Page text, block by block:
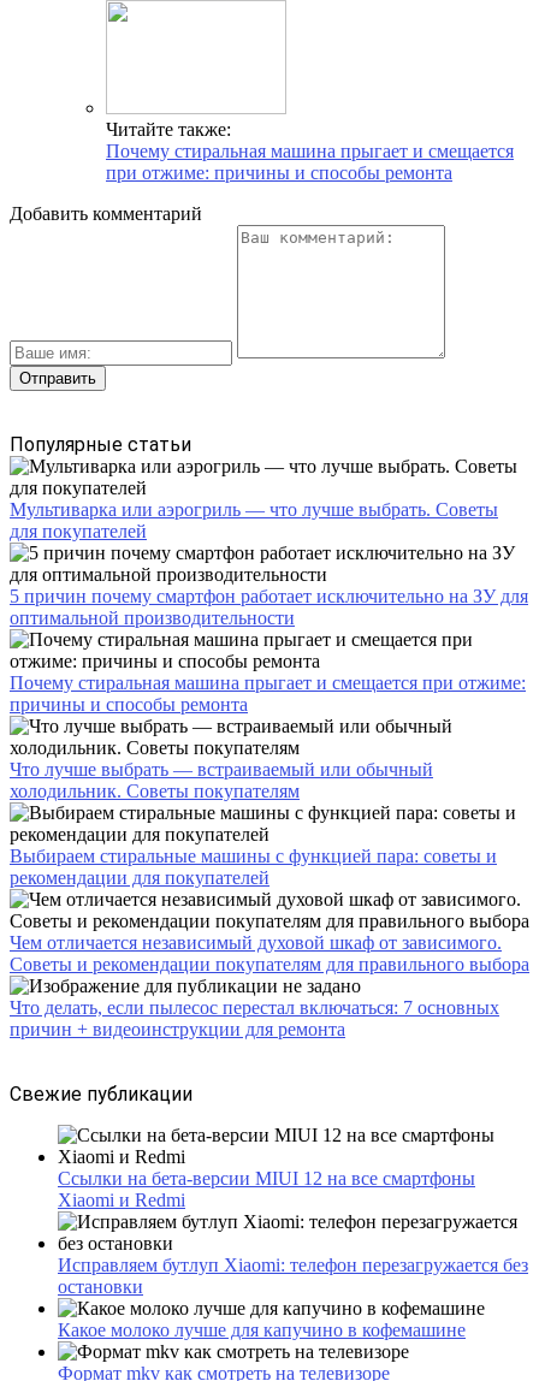
Читайте также:
Почему стиральная машина прыгает и смещается
при отжиме: причины и способы ремонта
Добавить комментарий
Популярные статьи
Мультиварка или аэрогриль — что лучше выбрать. Советы
для покупателей
5 причин почему смартфон работает исключительно на ЗУ для
оптимальной производительности
Почему стиральная машина прыгает и смещается при отжиме:
причины и способы ремонта
Что лучше выбрать — встраиваемый или обычный
холодильник. Советы покупателям
Выбираем стиральные машины с функцией пара: советы и
рекомендации для покупателей
Чем отличается независимый духовой шкаф от зависимого.
Советы и рекомендации покупателям для правильного выбора
Что делать, если пылесос перестал включаться: 7 основных
причин + видеоинструкции для ремонта
Свежие публикации
Ссылки на бета-версии MIUI 12 на все смартфоны
Xiaomi и Redmi
Исправляем бутлуп Xiaomi: телефон перезагружается без
остановки
Какое молоко лучше для капучино в кофемашине
Формат mkv как смотреть на телевизоре